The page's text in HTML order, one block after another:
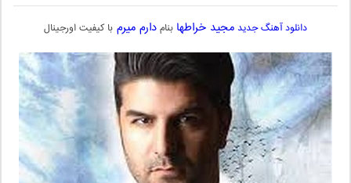
دانلود آهنگ جدید مجید خراطها بنامدارم میرم با کیفیت اورجینال